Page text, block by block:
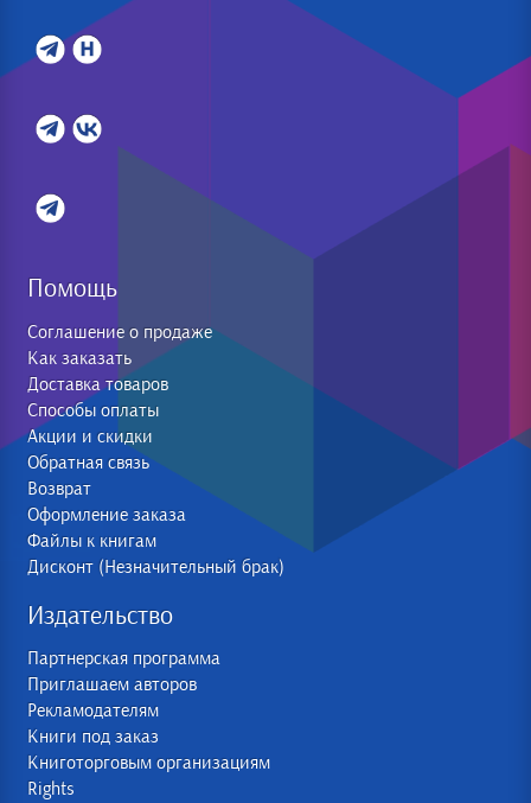
Помощь
Соглашение о продаже
Как заказать
Доставка товаров
Способы оплаты
Акции и скидки
Обратная связь
Возврат
Оформление заказа
Файлы к книгам
Дисконт (Незначительный брак)
Издательство
Партнерская программа
Приглашаем авторов
Рекламодателям
Книги под заказ
Книготорговым организациям
Rights